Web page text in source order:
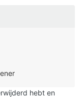
hebt en